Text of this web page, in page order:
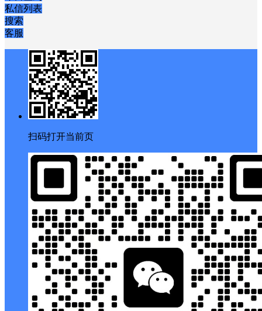
私信列表
搜索
客服
扫码打开当前页